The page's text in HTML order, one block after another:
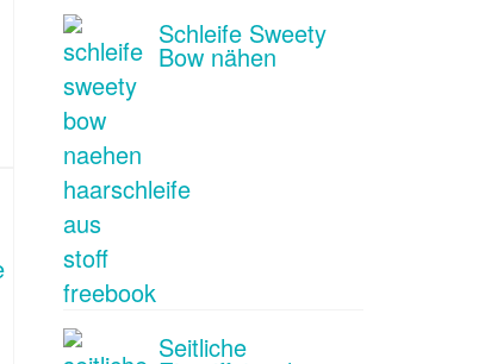
Schleife Sweety
Bow nähen
Seitliche